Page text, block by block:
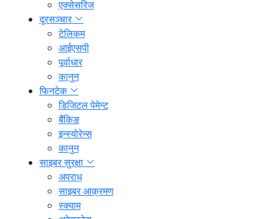
एक्सेसरिज
दूरसञ्चार
टेलिकम
आईएसपी
पूर्वाधार
कानुन
फिनटेक
डिजिटल पेमेन्ट
बैंकिङ
इन्स्योरेन्स
कानुन
साइबर सुरक्षा
अपराध
साइबर आक्रमण
स्क्याम